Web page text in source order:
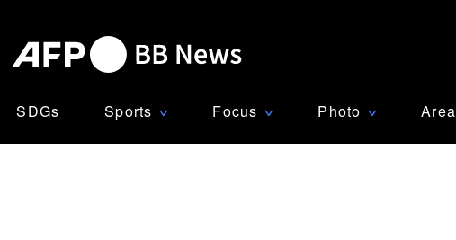
SDGs Sports ∨ Focus ∨ Photo ∨ Area